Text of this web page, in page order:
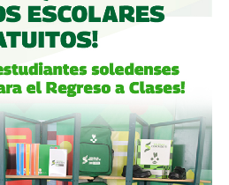
accidentes en una calle, de una
del estado.
apresuren por hacer cosas
electoral, échenle ganas y
tiempos, informen
de las vialidades.
las señales de tránsito de la